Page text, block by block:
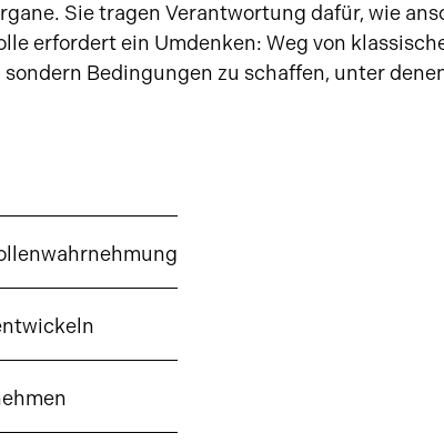
Sie tragen Verantwortung dafür, wie
erfordert ein Umdenken: Weg von
Bedingungen zu schaffen, unter